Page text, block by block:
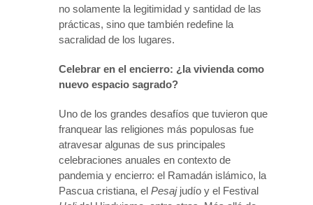
no solamente la legitimidad y santidad de las
prácticas, sino que también redefine la
sacralidad de los lugares.
Celebrar en el encierro: ¿la vivienda como
nuevo espacio sagrado?
Uno de los grandes desafíos que tuvieron que
franquear las religiones más populosas fue
atravesar algunas de sus principales
celebraciones anuales en contexto de
pandemia y encierro: el Ramadán islámico, la
Pascua cristiana, el Pesajjudío y el Festival